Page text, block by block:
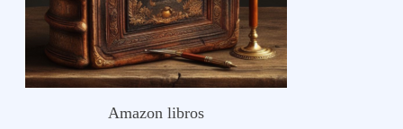
Amazon libros